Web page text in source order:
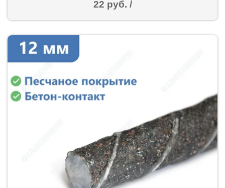
22 руб. /